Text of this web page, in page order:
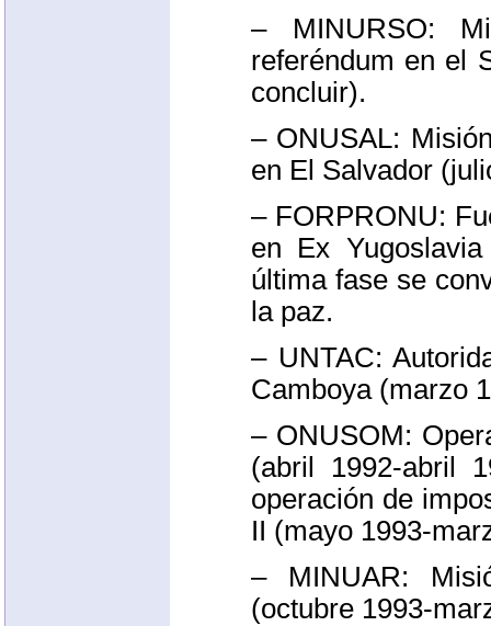
– MINURSO:
referéndum en el
concluir).
– ONUSAL:
en El Salvador
– FORPRONU:
en Ex
última fase se
la paz.
– UNTAC:
Camboya (marzo
– ONUSOM:
(abril 1992-abril
operación de
II (mayo 1993-
– MINUAR:
(octubre 1993-